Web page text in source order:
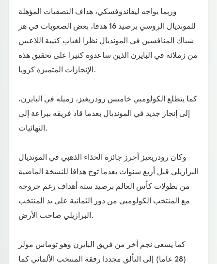
وربما يواجه ليفاندوفسكي، هداف التصفيات المؤهلة
للمونديال الروسي برصيد 16 هدفا، بعض الصعوبات في هز
شباك المنافسين في المونديال نظرا لغياب كتيبة اللاعبين
من زملائه في البايرن الذين ساعدوه كثيرا على تحقيق هذه
الإنجازات المتميزة كرويا.
كما يتطلع الكولومبي خاميس رودريغيز، زميله في البايرن،
إلى إنجاز جديد في المونديال بعدما قاد فريقه ببراعة إلى
النهائيات.
وكان رودريغيز أحرز جائزة الحذاء الذهبي في المونديال
البرازيلي قبل أربع سنوات بعدما توج هدافا للنسخة الماضية
من بطولات كأس العالم برصيد ستة أهداف رغم خروجه
مع المنتخب الكولومبي من دور الثمانية على يد المنتخب
البرازيلي صاحب الأرض.
كما يسعى نجم آخر من فريق البايرن وهو توماس مولر
(28 عاما) إلى التألق مجددا رفقة المنتخب الألماني كما